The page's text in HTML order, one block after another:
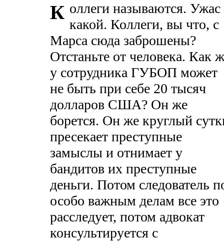
К оллеги называются. Ужас
какой. Коллеги, вы что, с
Марса сюда заброшены?
Отстаньте от человека. Как
у сотрудника ГУБОП может
не быть при себе 20 тысяч
долларов США? Он же
борется. Он же круглый
пресекает преступные
замыслы и отнимает у
бандитов их преступные
деньги. Потом следователь
особо важным делам все это
расследует, потом адвокат
консультируется с